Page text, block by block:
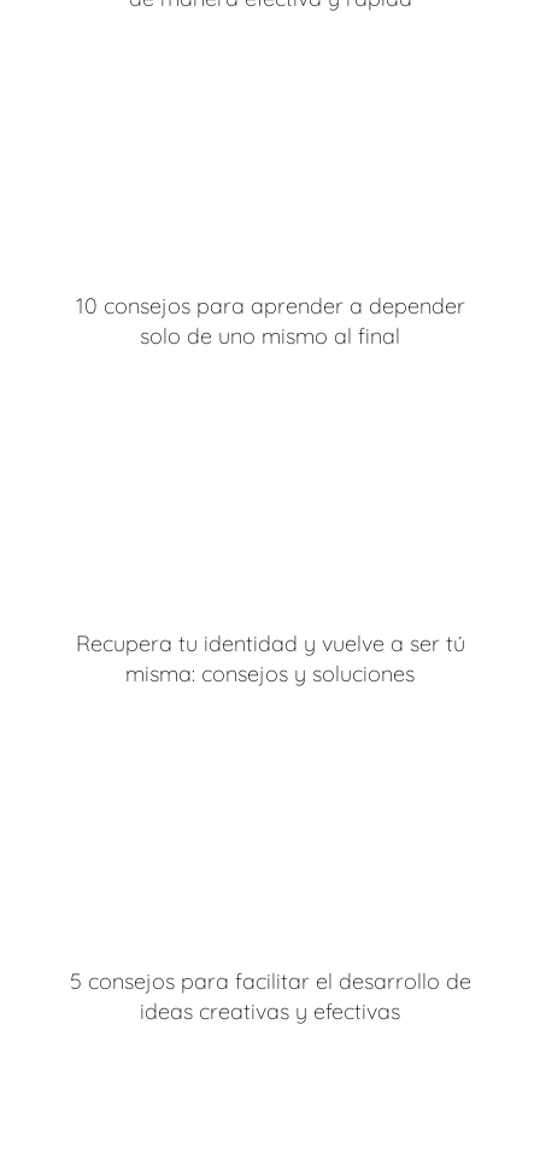
10 consejos para aprender a depender
solo de uno mismo al final
Recupera tu identidad y vuelve a ser tú
misma: consejos y soluciones
5 consejos para facilitar el desarrollo de
ideas creativas y efectivas